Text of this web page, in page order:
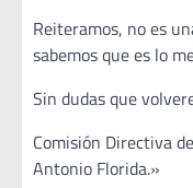
Reiteramos, no es
sabemos que es lo
Sin dudas que
Comisión Directiva
Antonio Florida.»